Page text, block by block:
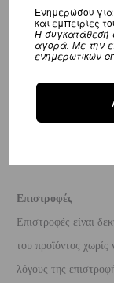
Διεθνή
– Τα έξοδα
– Η συνεργαζόμενη
Επιστροφές
Επιστροφές είναι
του προϊόντος
λόγους της
Ενημερώσου
και εμπειρίες
Η συγκατάθεσή
αγορά. Με την
ενημερωτικών